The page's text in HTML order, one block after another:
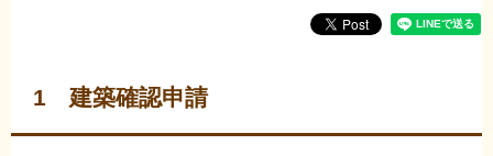
1 建築確認申請